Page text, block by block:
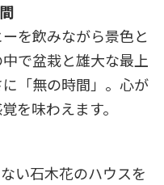
を飲みながら景色と
で盆栽と雄大な最上
「無の時間」。心が
を味わえます。
い石木花のハウスを